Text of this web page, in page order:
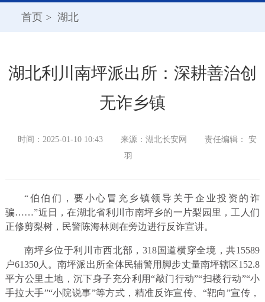
首页 > 湖北
湖北利川南坪派出所：深耕善治创
无诈乡镇
时间：2025-01-10 10:43 来源：湖北长安网
责任编辑： 安
羽
“伯伯们，要小心冒充乡镇领导关于企业投资的诈
骗……”近日，在湖北省利川市南坪乡的一片梨园里，工人们
正修剪梨树，民警陈海林则在旁边进行反诈宣讲。
南坪乡位于利川市西北部，318国道横穿全境，共15589
户61350人。南坪派出所全体民辅警用脚步丈量南坪辖区152.8
平方公里土地，沉下身子充分利用“敲门行动”“扫楼行动”“小
手拉大手”“小院说事”等方式，精准反诈宣传、“靶向”宣传，